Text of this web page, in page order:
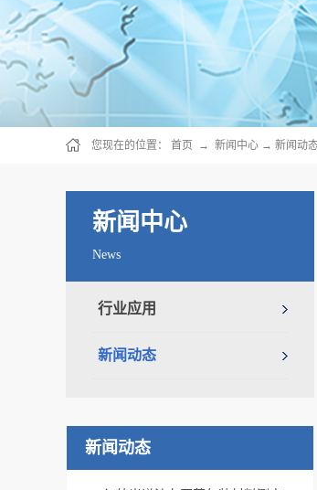
您现在的位置： 首页 → 新闻中心 → 新闻动
新闻中心
News
行业应用
新闻动态
新闻动态